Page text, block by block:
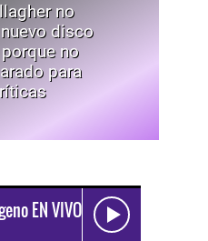
no
disco
no
para
EN VIVO